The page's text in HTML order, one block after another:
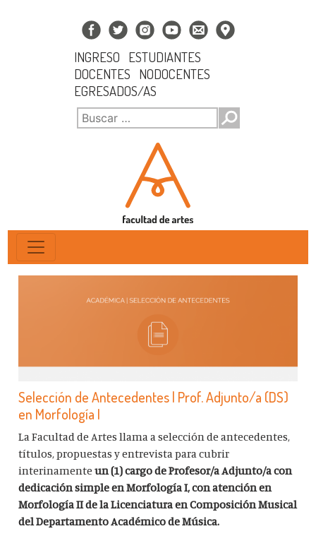
INGRESO
ESTUDIANTES
DOCENTES
NODOCENTES
EGRESADOS/AS
Selección de Antecedentes | Prof. Adjunto/a (DS)
en Morfología I
La Facultad de Artes llama a selección de antecedentes,
títulos, propuestas y entrevista para cubrir
interinamenteun (1) cargo de Profesor/a Adjunto/a con
dedicación simple en Morfología I, con atención en
Morfología II de la Licenciatura en Composición Musical
del Departamento Académico de Música.